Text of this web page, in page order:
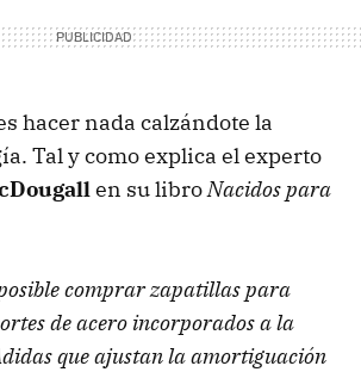
hacer nada calzándote la
Tal y como explica el experto
en su libroNacidos para
comprar zapatillas para
de acero incorporados a la
que ajustan la amortiguación